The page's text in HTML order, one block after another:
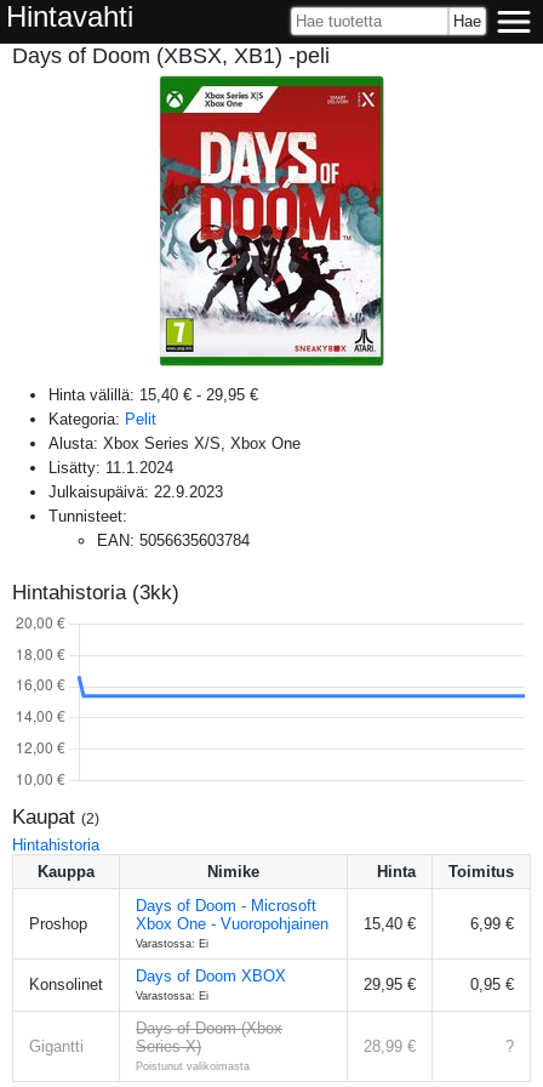
Hintavahti
Days of Doom (XBSX, XB1) -peli
Hinta välillä: 15,40 € - 29,95 €
Kategoria: Pelit
Alusta: Xbox Series X/S, Xbox One
Lisätty: 11.1.2024
Julkaisupäivä: 22.9.2023
Tunnisteet:
EAN: 5056635603784
Hintahistoria (3kk)
Kaupat (2)
Hintahistoria
Kauppa
Nimike Hinta Toimitus
Proshop
Days of Doom - Microsoft
Xbox One - Vuoropohjainen
Varastossa: Ei
15,40 € 6,99 €
Konsolinet Days of Doom XBOX
Varastossa: Ei
29,95 € 0,95 €
Gigantti
Days of Doom (Xbox
Series X)
Poistunut valikoimasta
28,99 € ?